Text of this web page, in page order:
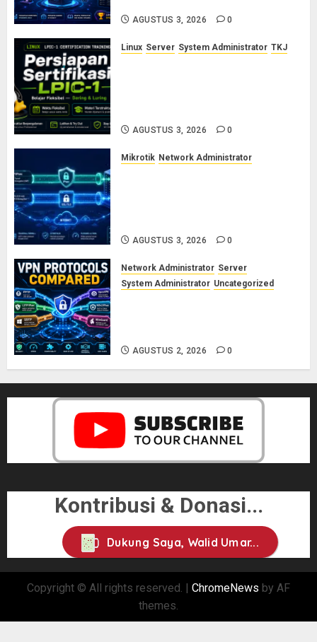
AGUSTUS 3, 2026 0
Linux Server System Administrator TKJ
AGUSTUS 3, 2026 0
Mikrotik Network Administrator
AGUSTUS 3, 2026 0
Network Administrator Server
System Administrator Uncategorized
AGUSTUS 2, 2026 0
Kontribusi & Donasi...
Dukung Saya, Walid Umar...
Copyright © All rights reserved. | ChromeNews by AF
themes.